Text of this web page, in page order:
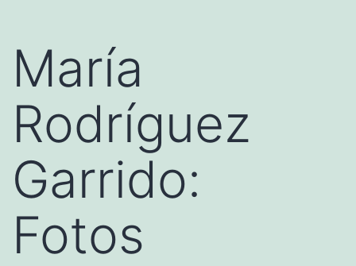
María
Rodríguez
Garrido:
Fotos